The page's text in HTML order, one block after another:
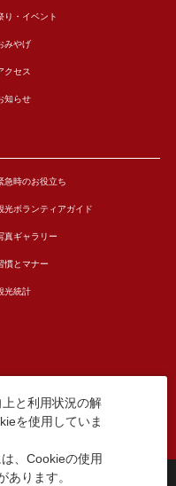
り・イベント
みやげ
クセス
知らせ
急時のお役立ち
光ボランティアガイド
真ギャラリー
慣とマナー
光統計
告掲載について
課
と利用状況の解
を使用していま
、Cookieの使用
あります。